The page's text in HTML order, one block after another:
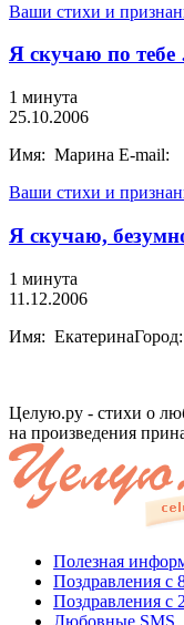
Ваши стихи и
Я скучаю по
1 минута
25.10.2006
Имя: Марина E-mail:
Ваши стихи и
Я скучаю,
1 минута
11.12.2006
Имя:
Целую.ру - стихи о
на произведения
Полезная
Поздравления с
Поздравления с
Любовные SMS